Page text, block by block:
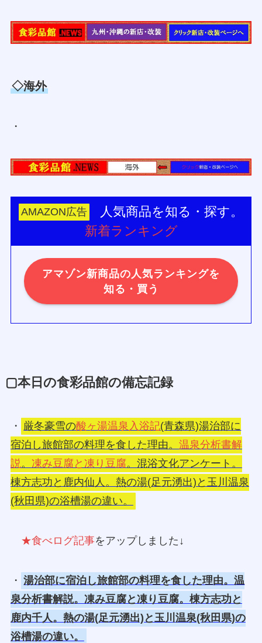
◇海外
・
AMAZON広告
人気商品を知る・探す。
新着ランキング
アマゾン新商品の人気ランキングを
知る・買う
▢本日の食彩品館の備忘記録
・ 厳冬豪雪の酸ヶ湯温泉入浴記(青森県)湯治部に
宿泊し旅館部の料理を食した理由。 温泉分析書解
説。 凍み豆腐と凍り豆腐。混浴文化アンケート。
棟方志功と鹿内仙人。熱の湯(足元湧出)と玉川温泉
(秋田県)の浴槽湯の違い。
★食べログ記事をアップしました↓
・ 湯治部に宿泊し旅館部の料理を食した理由。温
泉分析書解説。凍み豆腐と凍り豆腐。棟方志功と
鹿内千人。熱の湯(足元湧出)と玉川温泉(秋田県)の
浴槽湯の違い。